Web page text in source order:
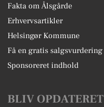
Fakta om Ålsgårde
Erhvervsartikler
Helsingør Kommune
Få en gratis salgsvurdering
Sponsoreret indhold
BLIV OPDATERET